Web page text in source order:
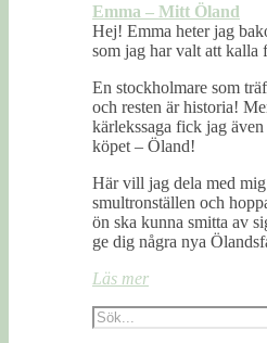
Emma – Mitt Öland
Hej! Emma heter jag
som jag har valt att kalla
En stockholmare som
och resten är historia!
kärlekssaga fick jag
köpet – Öland!
Här vill jag dela med
smultronställen och
ön ska kunna smitta av
ge dig några nya
Läs mer